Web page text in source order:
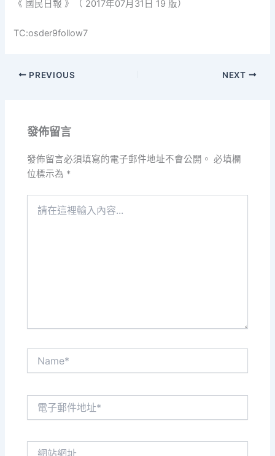
《 國民日報 》（ 2017年07月31日 19 版）
TC:osder9follow7
PREVIOUS NEXT
發佈留言
發佈留言必須填寫的電子郵件地址不會公開。 必填欄
位標示為 *